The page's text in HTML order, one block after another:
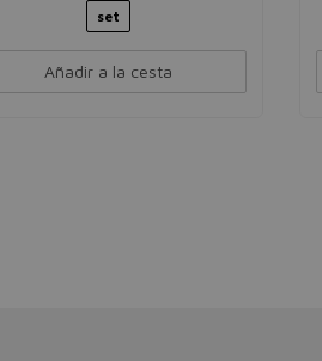
set
Añadir a la cesta